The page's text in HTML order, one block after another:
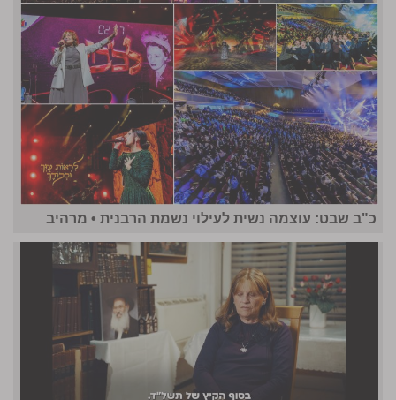
כ"ב שבט: עוצמה נשית לעילוי נשמת הרבנית • מרהיב